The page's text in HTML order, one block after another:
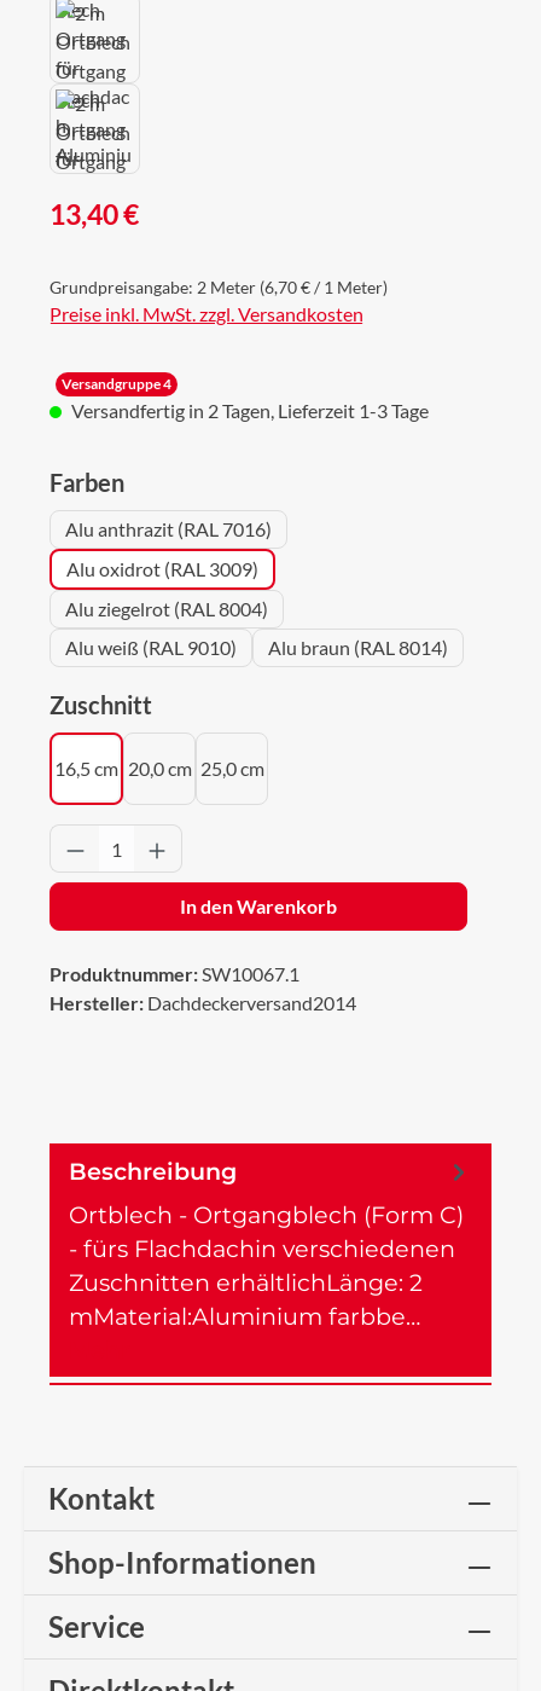
Regulärer Preis:
13,40 €
Grundpreisangabe: 2 Meter (6,70 € / 1 Meter)
Preise inkl. MwSt. zzgl. Versandkosten
Versandgruppe 4
Versandfertig in 2 Tagen, Lieferzeit 1-3 Tage
Farbenauswählen
Alu anthrazit (RAL 7016)
Alu oxidrot (RAL 3009)
Alu ziegelrot (RAL 8004)
Alu weiß (RAL 9010)
Alu braun (RAL 8014)
Zuschnitt
16,5 cm 20,0 cm 25,0 cm
Produkt Anzahl: Gib den gewünschten
In den Warenkorb
Produktnummer:SW10067.1
Hersteller: Dachdeckerversand2014
Beschreibung
Ortblech - Ortgangblech (Form C)
- fürs Flachdachin verschiedenen
Zuschnitten erhältlichLänge: 2
mMaterial:Aluminium farbbe…
Kontakt
Shop-Informationen
Service